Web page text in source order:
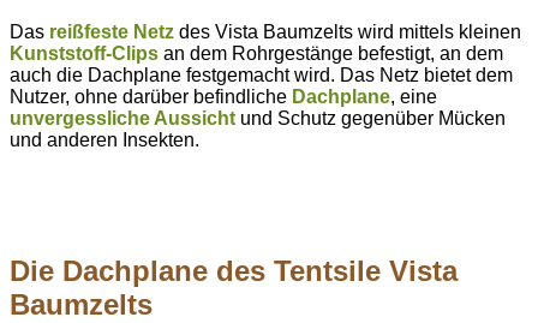
Das reißfeste Netz des Vista Baumzelts wird mittels kleinen
Kunststoff-Clips an dem Rohrgestänge befestigt, an dem
auch die Dachplane festgemacht wird. Das Netz bietet dem
Nutzer, ohne darüber befindliche Dachplane, eine
unvergessliche Aussicht und Schutz gegenüber Mücken
und anderen Insekten.
Die Dachplane des Tentsile Vista
Baumzelts